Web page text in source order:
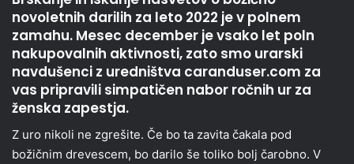
novoletnih darilih za leto 2022 je v polnem
zamahu. Mesec december je vsako let poln
nakupovalnih aktivnosti, zato smo urarski
navdušenci z uredništva caranduser.com za
vas pripravili simpatičen nabor ročnih ur za
ženska zapestja.
Z uro nikoli ne zgrešite. Če bo ta zavita čakala pod
božičnim drevescem, bo darilo še toliko bolj čarobno. V